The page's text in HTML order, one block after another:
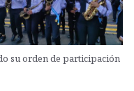
su orden de participación